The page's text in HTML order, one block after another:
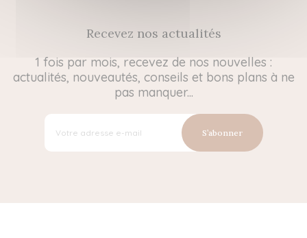
Recevez nos actualités
1 fois par mois, recevez de nos nouvelles :
actualités, nouveautés, conseils et bons plans à ne
pas manquer...
S’abonner